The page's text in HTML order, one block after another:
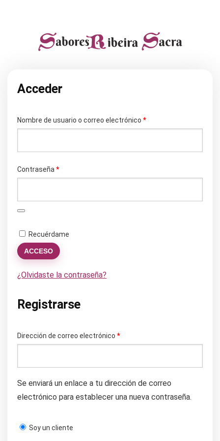
Acceder
Nombre de usuario o correo electrónico *Obligatorio
Contraseña *Obligatorio
Recuérdame
ACCESO
¿Olvidaste la contraseña?
Registrarse
Dirección de correo electrónico *Obligatorio
Se enviará un enlace a tu dirección de correo
electrónico para establecer una nueva contraseña.
Soy un cliente